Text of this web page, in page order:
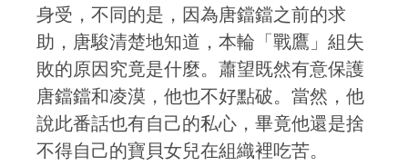
身受，不同的是，因為唐鐺鐺之前的求
助，唐駿清楚地知道，本輪「戰鷹」組失
敗的原因究竟是什麼。蕭望既然有意保護
唐鐺鐺和凌漠，他也不好點破。當然，他
說此番話也有自己的私心，畢竟他還是捨
不得自己的寶貝女兒在組織裡吃苦。